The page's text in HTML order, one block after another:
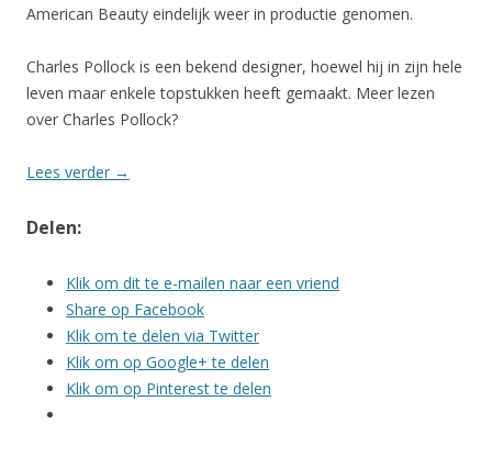
American Beauty eindelijk weer in productie genomen.
Charles Pollock is een bekend designer, hoewel hij in zijn hele
leven maar enkele topstukken heeft gemaakt. Meer lezen
over Charles Pollock?
Lees verder →
Delen:
Klik om dit te e-mailen naar een vriend
Share op Facebook
Klik om te delen via Twitter
Klik om op Google+ te delen
Klik om op Pinterest te delen